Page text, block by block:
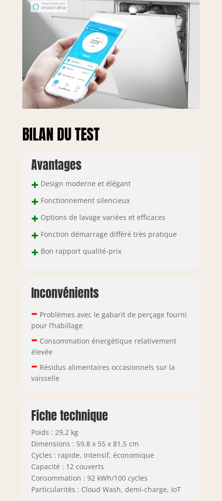
BILAN DU TEST
Avantages
+ Design moderne et élégant
+ Fonctionnement silencieux
+ Options de lavage variées et efficaces
+ Fonction démarrage différé très pratique
+ Bon rapport qualité-prix
Inconvénients
– Problèmes avec le gabarit de perçage fourni
pour l’habillage
– Consommation énergétique relativement
élevée
– Résidus alimentaires occasionnels sur la
vaisselle
Fiche technique
Poids : 29,2 kg
Dimensions : 59,8 x 55 x 81,5 cm
Cycles : rapide, intensif, économique
Capacité : 12 couverts
Consommation : 92 kWh/100 cycles
Particularités : Cloud Wash, demi-charge, IoT